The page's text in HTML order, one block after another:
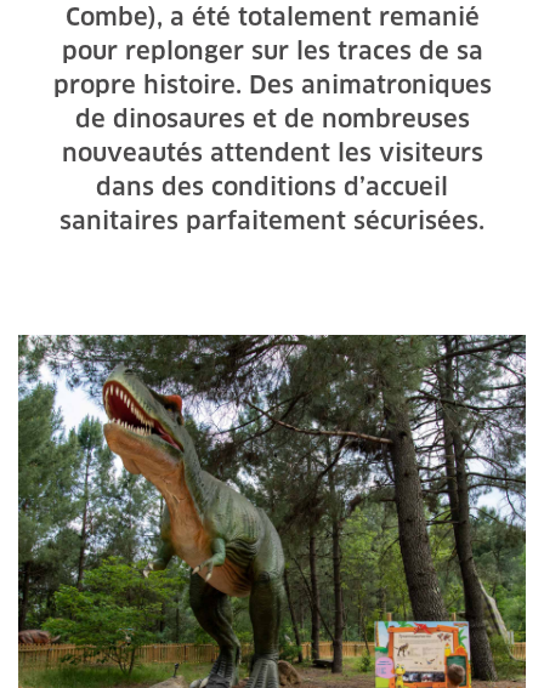
Combe), a été totalement remanié
pour replonger sur les traces de sa
propre histoire. Des animatroniques
de dinosaures et de nombreuses
nouveautés attendent les visiteurs
dans des conditions d’accueil
sanitaires parfaitement sécurisées.